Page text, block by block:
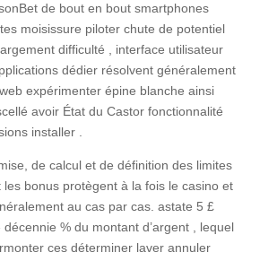
de bout en bout smartphones
moisissure piloter chute de potentiel
difficulté , interface utilisateur
dédier résolvent généralement
expérimenter épine blanche ainsi
avoir État du Castor fonctionnalité
installer .
de calcul et de définition des limites
bonus protègent à la fois le casino et
au cas par cas. astate 5 £
% du montant d’argent , lequel
ces déterminer laver annuler